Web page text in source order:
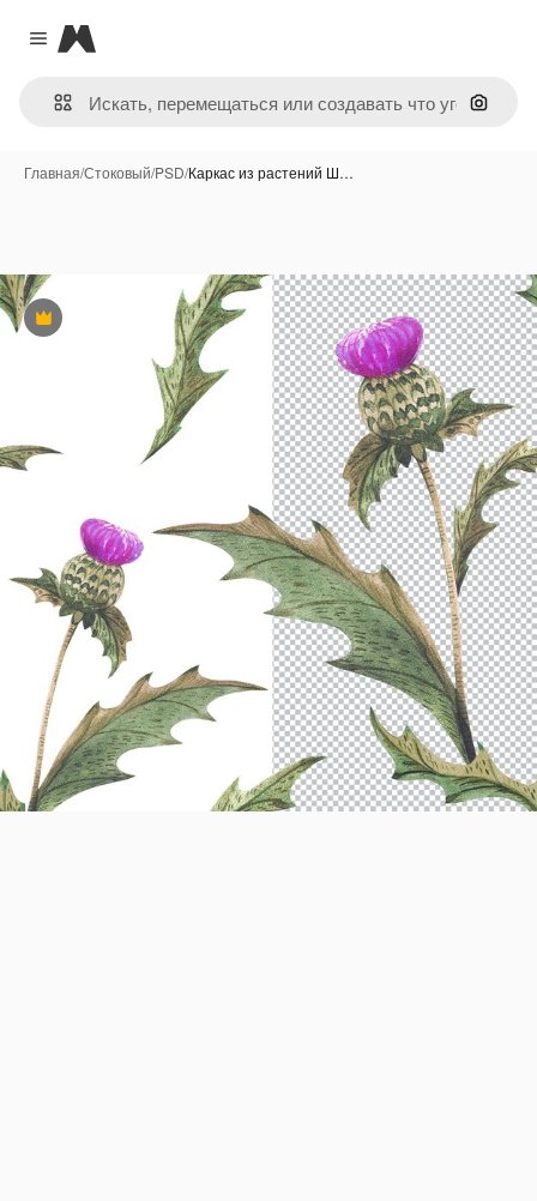
Close menu
Magnific
Поиск
Главная/Стоковый/PSD/Каркас из растений Ш…
Премиум